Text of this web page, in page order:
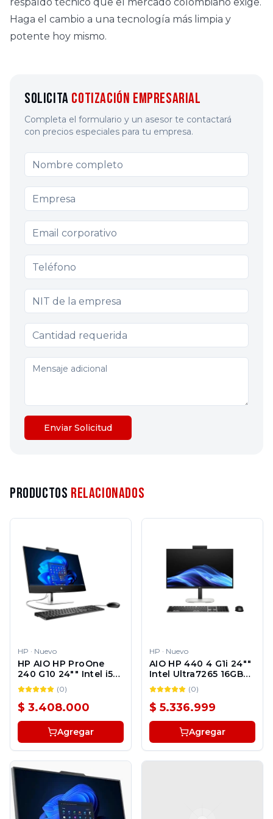
respaldo técnico que el mercado colombiano exige.
Haga el cambio a una tecnología más limpia y
potente hoy mismo.
Solicita Cotización Empresarial
Completa el formulario y un asesor te contactará
con precios especiales para tu empresa.
Enviar Solicitud
Productos Relacionados
HP · Nuevo
HP AIO HP ProOne
240 G10 24"" Intel i5-
1334U 8GB 512GB SSD
Windows 11 Pro 1Y
(0)
$ 3.408.000
Agregar
HP · Nuevo
AIO HP 440 4 G1i 24""
Intel Ultra7265 16GB
512GB SSD Windows
11 Pro
(0)
$ 5.336.999
Agregar